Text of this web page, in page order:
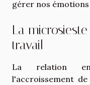
gérer nos
La
travail
La relation
l'accroissement